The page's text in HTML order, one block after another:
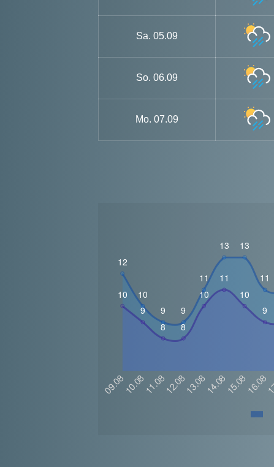
Sa. 05.09
So. 06.09
Mo. 07.09